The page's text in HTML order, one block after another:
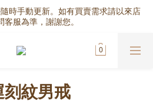
時手動更新。如有買賣需求請以來店
客服為準，謝謝您。
刻紋男戒